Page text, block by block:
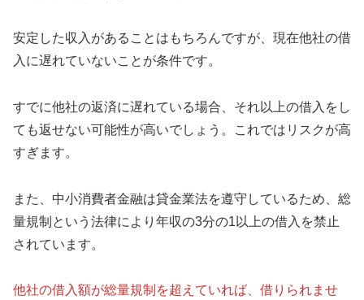
安定した収入があることはもちろんですが、現在他社の借
入に遅れていないことが条件です。
すでに他社の返済に遅れている場合、それ以上の借入をし
ても返せない可能性が高いでしょう。これではリスクが高
すぎます。
また、中小消費者金融は貸金業法を遵守しているため、総
量規制という法律により年収の3分の1以上の借入を禁止
されています。
他社の借入額が総量規制を超えていれば、借りられませ